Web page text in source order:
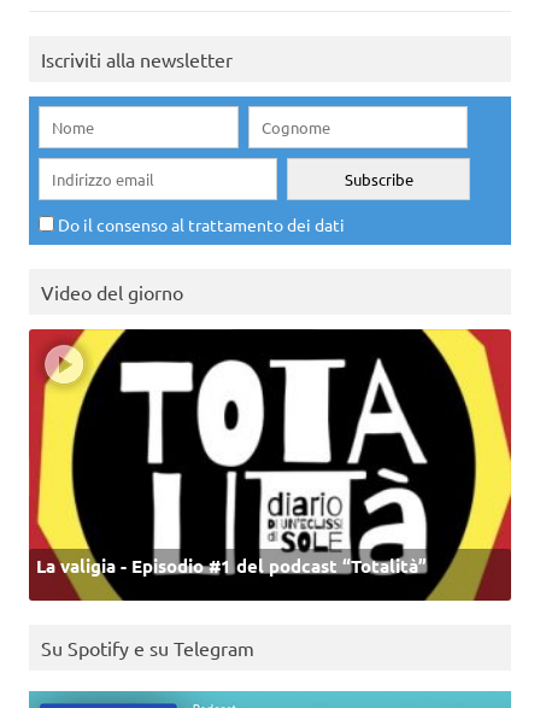
Iscriviti alla newsletter
Do il consenso al trattamento dei dati
Video del giorno
La valigia - Episodio #1 del podcast “Totalità”
Su Spotify e su Telegram